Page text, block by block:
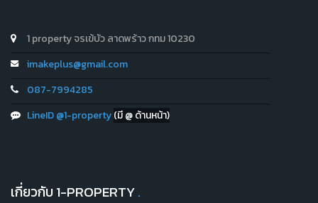
1 property จรเข้บัว ลาดพร้าว กทม 10230
imakeplus@gmail.com
087-7994285
LineID @1-property(มี @ ด้านหน้า)
เกี่ยวกับ 1-PROPERTY.